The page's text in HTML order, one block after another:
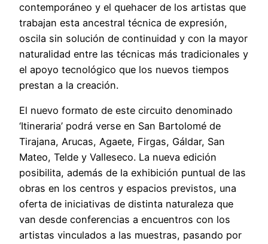
contemporáneo y el quehacer de los artistas que
trabajan esta ancestral técnica de expresión,
oscila sin solución de continuidad y con la mayor
naturalidad entre las técnicas más tradicionales y
el apoyo tecnológico que los nuevos tiempos
prestan a la creación.
El nuevo formato de este circuito denominado
‘Itineraria’ podrá verse en San Bartolomé de
Tirajana, Arucas, Agaete, Firgas, Gáldar, San
Mateo, Telde y Valleseco. La nueva edición
posibilita, además de la exhibición puntual de las
obras en los centros y espacios previstos, una
oferta de iniciativas de distinta naturaleza que
van desde conferencias a encuentros con los
artistas vinculados a las muestras, pasando por